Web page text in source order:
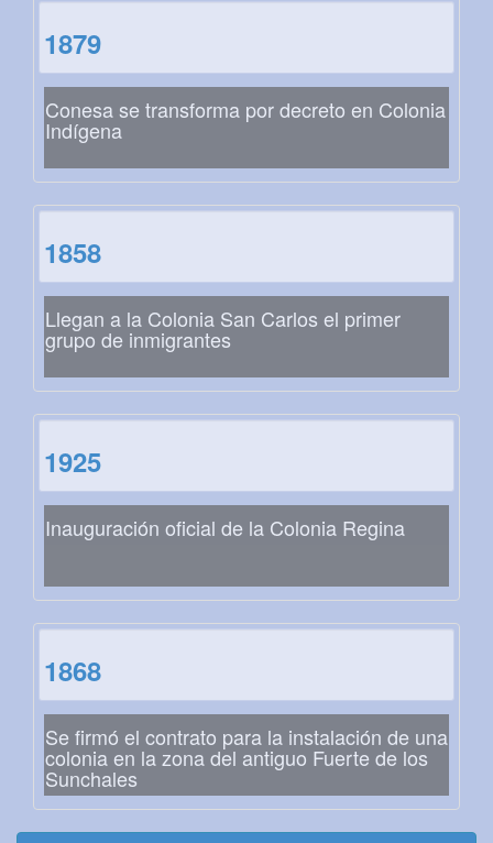
1879
Conesa se transforma por decreto en Colonia
Indígena
1858
Llegan a la Colonia San Carlos el primer
grupo de inmigrantes
1925
Inauguración oficial de la Colonia Regina
1868
Se firmó el contrato para la instalación de una
colonia en la zona del antiguo Fuerte de los
Sunchales